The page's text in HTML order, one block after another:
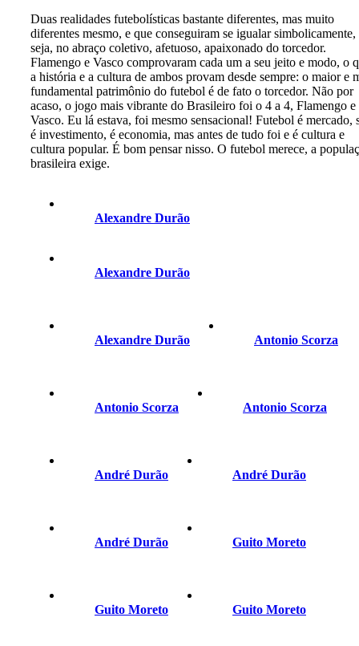
Duas realidades futebolísticas bastante diferentes, mas muito
diferentes mesmo, e que conseguiram se igualar simbolicamente,
seja, no abraço coletivo, afetuoso, apaixonado do torcedor.
Flamengo e Vasco comprovaram cada um a seu jeito e modo, o
a história e a cultura de ambos provam desde sempre: o maior e
fundamental patrimônio do futebol é de fato o torcedor. Não por
acaso, o jogo mais vibrante do Brasileiro foi o 4 a 4, Flamengo e
Vasco. Eu lá estava, foi mesmo sensacional! Futebol é mercado,
é investimento, é economia, mas antes de tudo foi e é cultura e
cultura popular. É bom pensar nisso. O futebol merece, a
brasileira exige.
Alexandre Durão
Alexandre Durão
Alexandre Durão Antonio Scorza
Antonio Scorza Antonio Scorza
André Durão André Durão
André Durão Guito Moreto
Guito Moreto Guito Moreto